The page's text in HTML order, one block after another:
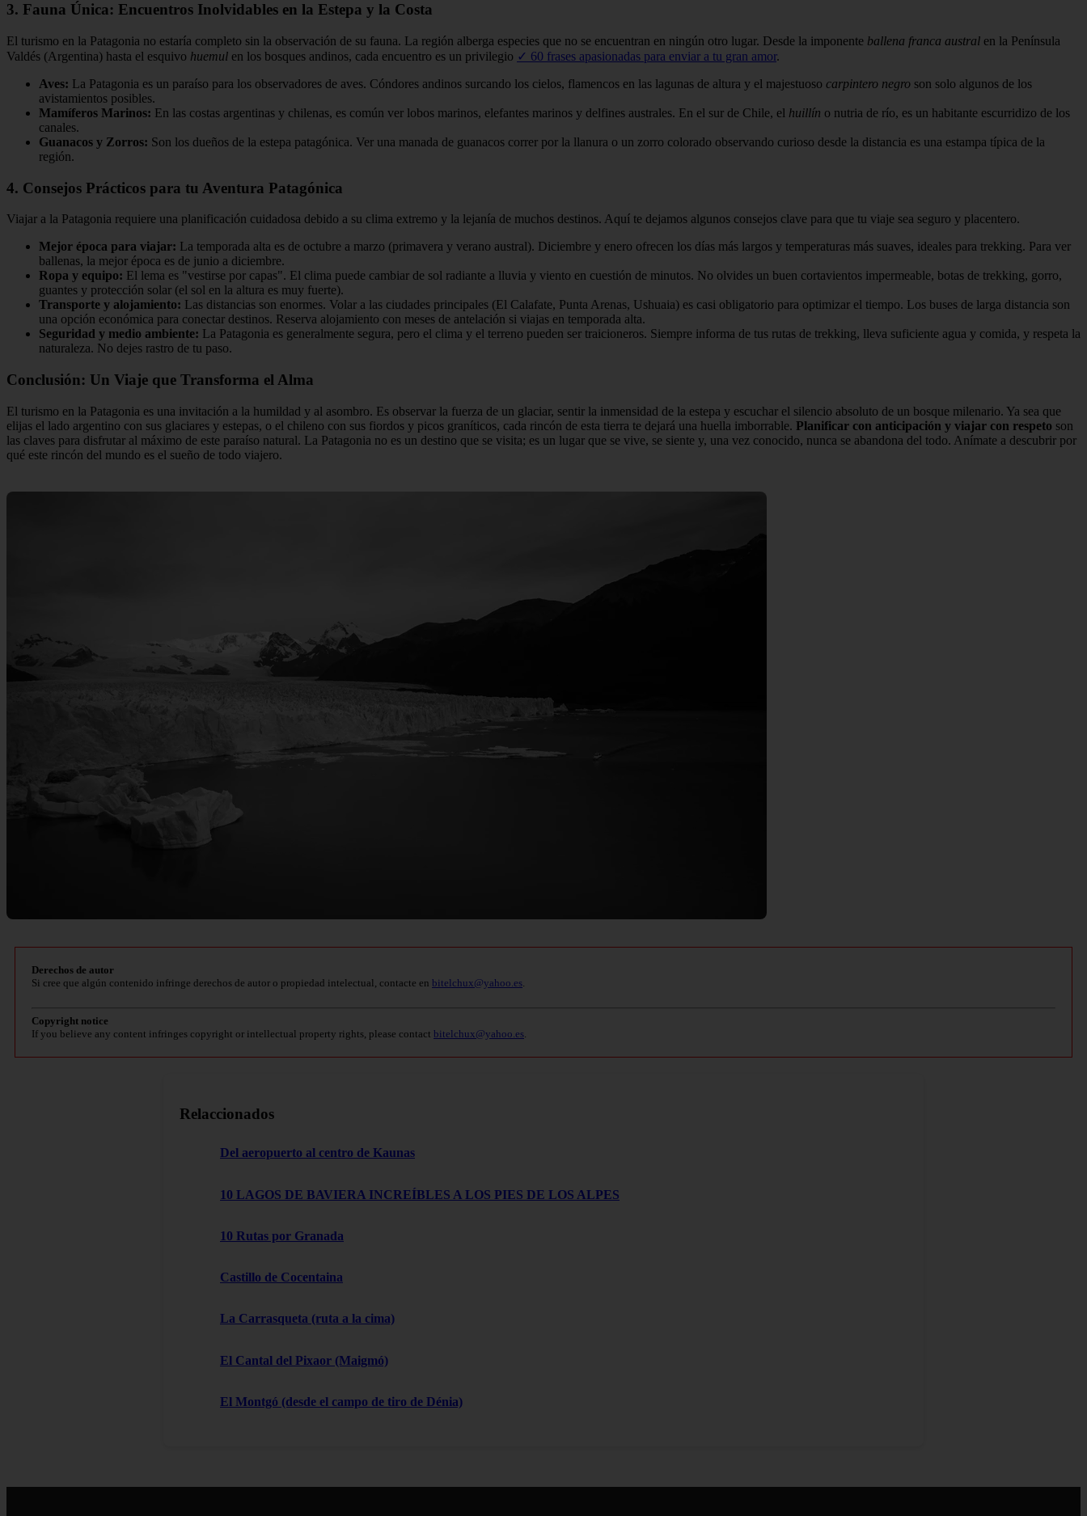
3. Fauna Única: Encuentros Inolvidables en la Estepa y la Costa
El turismo en la Patagonia no estaría completo sin la observación de su fauna. La región alberga especies que no se encuentran en ningún otro lugar. Desde la imponente ballena franca austral en la Península
Valdés (Argentina) hasta el esquivo huemul en los bosques andinos, cada encuentro es un privilegio ✓ 60 frases apasionadas para enviar a tu gran amor.
Aves: La Patagonia es un paraíso para los observadores de aves. Cóndores andinos surcando los cielos, flamencos en las lagunas de altura y el majestuoso carpintero negro son solo algunos de los
avistamientos posibles.
Mamíferos Marinos: En las costas argentinas y chilenas, es común ver lobos marinos, elefantes marinos y delfines australes. En el sur de Chile, el huillín o nutria de río, es un habitante escurridizo de los
canales.
Guanacos y Zorros: Son los dueños de la estepa patagónica. Ver una manada de guanacos correr por la llanura o un zorro colorado observando curioso desde la distancia es una estampa típica de la
región.
4. Consejos Prácticos para tu Aventura Patagónica
Viajar a la Patagonia requiere una planificación cuidadosa debido a su clima extremo y la lejanía de muchos destinos. Aquí te dejamos algunos consejos clave para que tu viaje sea seguro y placentero.
Mejor época para viajar: La temporada alta es de octubre a marzo (primavera y verano austral). Diciembre y enero ofrecen los días más largos y temperaturas más suaves, ideales para trekking. Para ver
ballenas, la mejor época es de junio a diciembre.
Ropa y equipo: El lema es "vestirse por capas". El clima puede cambiar de sol radiante a lluvia y viento en cuestión de minutos. No olvides un buen cortavientos impermeable, botas de trekking, gorro,
guantes y protección solar (el sol en la altura es muy fuerte).
Transporte y alojamiento: Las distancias son enormes. Volar a las ciudades principales (El Calafate, Punta Arenas, Ushuaia) es casi obligatorio para optimizar el tiempo. Los buses de larga distancia son
una opción económica para conectar destinos. Reserva alojamiento con meses de antelación si viajas en temporada alta.
Seguridad y medio ambiente: La Patagonia es generalmente segura, pero el clima y el terreno pueden ser traicioneros. Siempre informa de tus rutas de trekking, lleva suficiente agua y comida, y respeta la
naturaleza. No dejes rastro de tu paso.
Conclusión: Un Viaje que Transforma el Alma
El turismo en la Patagonia es una invitación a la humildad y al asombro. Es observar la fuerza de un glaciar, sentir la inmensidad de la estepa y escuchar el silencio absoluto de un bosque milenario. Ya sea que
elijas el lado argentino con sus glaciares y estepas, o el chileno con sus fiordos y picos graníticos, cada rincón de esta tierra te dejará una huella imborrable. Planificar con anticipación y viajar con respeto son
las claves para disfrutar al máximo de este paraíso natural. La Patagonia no es un destino que se visita; es un lugar que se vive, se siente y, una vez conocido, nunca se abandona del todo. Anímate a descubrir por
qué este rincón del mundo es el sueño de todo viajero.
Derechos de autor
Si cree que algún contenido infringe derechos de autor o propiedad intelectual, contacte en bitelchux@yahoo.es
Copyright notice
If you believe any content infringes copyright or intellectual property rights, please contact bitelchux@yahoo.es
Relaccionados
Del aeropuerto al centro de Kaunas
10 LAGOS DE BAVIERA INCREÍBLES A LOS PIES DE LOS ALPES
10 Rutas por Granada
Castillo de Cocentaina
La Carrasqueta (ruta a la cima)
El Cantal del Pixaor (Maigmó)
El Montgó (desde el campo de tiro de Dénia)